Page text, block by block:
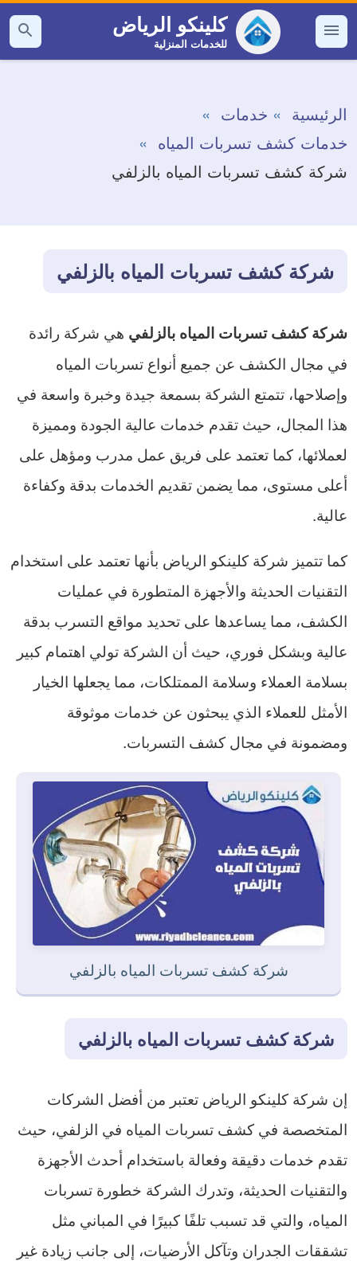
التجاوز
إلى القائمة
كلينكو الرياض
للخدمات المنزلية
بحث
عن
الرئيسية
خدمات
خدمات كشف تسربات المياه
شركة كشف تسربات المياه بالزلفي
شركة كشف تسربات المياه بالزلفي
شركة كشف تسربات المياه بالزلفي هي شركة رائدة
في مجال الكشف عن جميع أنواع تسربات المياه
وإصلاحها، تتمتع الشركة بسمعة جيدة وخبرة واسعة في
هذا المجال، حيث تقدم خدمات عالية الجودة ومميزة
لعملائها، كما تعتمد على فريق عمل مدرب ومؤهل على
أعلى مستوى، مما يضمن تقديم الخدمات بدقة وكفاءة
عالية.
كما تتميز شركة كلينكو الرياض بأنها تعتمد على استخدام
التقنيات الحديثة والأجهزة المتطورة في عمليات
الكشف، مما يساعدها على تحديد مواقع التسرب بدقة
عالية وبشكل فوري، حيث أن الشركة تولي اهتمام كبير
بسلامة العملاء وسلامة الممتلكات، مما يجعلها الخيار
الأمثل للعملاء الذي يبحثون عن خدمات موثوقة
ومضمونة في مجال كشف التسربات.
شركة كشف تسربات المياه بالزلفي
شركة كشف تسربات المياه بالزلفي
إن شركة كلينكو الرياض تعتبر من أفضل الشركات
المتخصصة في كشف تسربات المياه في الزلفي، حيث
تقدم خدمات دقيقة وفعالة باستخدام أحدث الأجهزة
والتقنيات الحديثة، وتدرك الشركة خطورة تسربات
المياه، والتي قد تسبب تلفًا كبيرًا في المباني مثل
تشققات الجدران وتآكل الأرضيات، إلى جانب زيادة غير